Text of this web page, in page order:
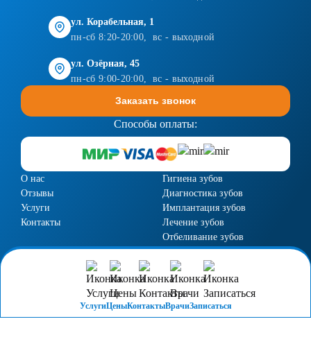
УслугиЦеныКонтактыВрачиЗаписаться
ул. Корабельная, 1
пн-сб 8:20-20:00, вс - выходной
ул. Озёрная, 45
пн-сб 9:00-20:00, вс - выходной
Заказать звонок
Способы оплаты:
О нас
Отзывы
Услуги
Контакты
Гигиена зубов
Диагностика зубов
Имплантация зубов
Лечение зубов
Отбеливание зубов
Пародонтология
Протезирование зубов
Лицензия №Л041-01157-39/00292717 от 24.12.2013г.
Политика конфиденциальности